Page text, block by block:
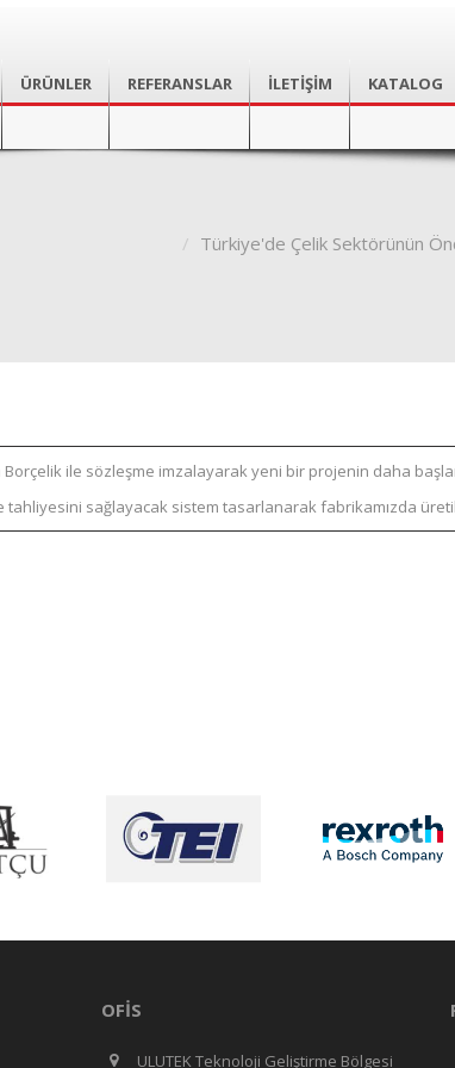
ÜRÜNLER REFERANSLAR İLETİŞİM KATALOG
Türkiye'de Çelik Sektörünün
ile sözleşme imzalayarak yeni bir projenin daha
sağlayacak sistem tasarlanarak fabrikamızda
OFIS
ULUTEK Teknoloji Geliştirme Bölgesi